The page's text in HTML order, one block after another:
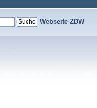
Webseite ZDW